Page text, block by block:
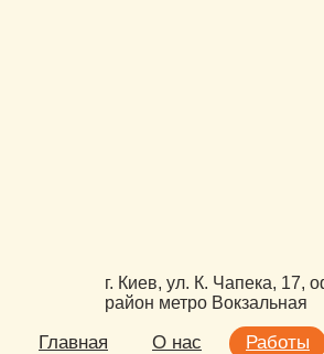
г. Киев, ул. К. Чапека, 17,
район метро Вокзальная
Главная О нас Работы